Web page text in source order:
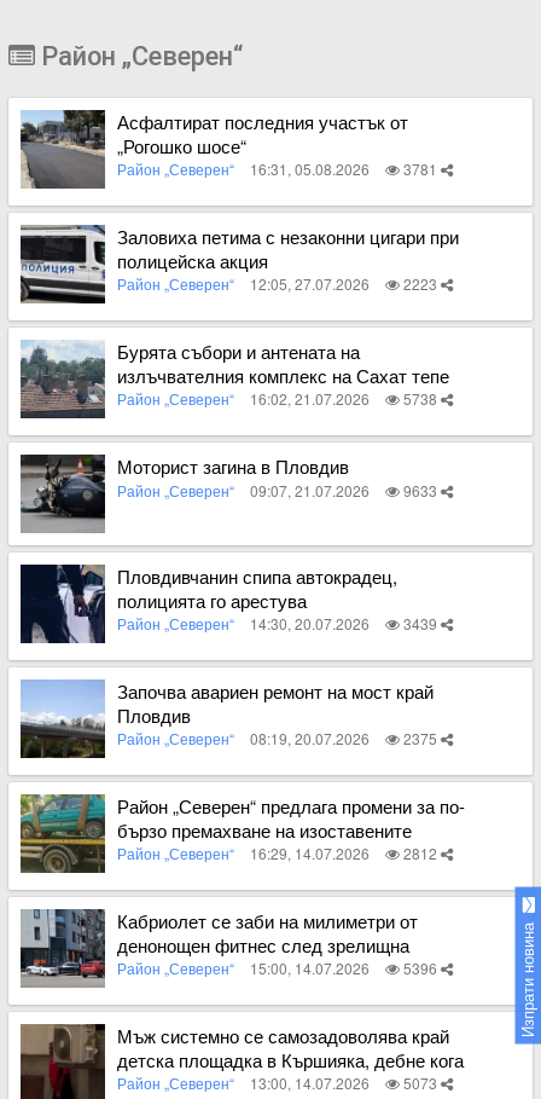
Район „Северен“
Асфалтират последния участък от
„Рогошко шосе“
Район „Северен“ 16:31, 05.08.2026 3781
Вижте пълното съдържание
Заловиха петима с незаконни цигари при
полицейска акция
Район „Северен“ 12:05, 27.07.2026 2223
Вижте пълното съдържание
Бурята събори и антената на
излъчвателния комплекс на Сахат тепе
Район „Северен“ 16:02, 21.07.2026 5738
Вижте пълното съдържание
Моторист загина в Пловдив
Район „Северен“ 09:07, 21.07.2026 9633
Пловдивчанин спипа автокрадец,
полицията го арестува
Район „Северен“ 14:30, 20.07.2026 3439
Вижте пълното съдържание
Започва авариен ремонт на мост край
Пловдив
Район „Северен“ 08:19, 20.07.2026 2375
Вижте пълното съдържание
Район „Северен“ предлага промени за по-
бързо премахване на изоставените
автомобили в Пловдив
Район „Северен“ 16:29, 14.07.2026 2812
Вижте пълното съдържание
Кабриолет се заби на милиметри от
денонощен фитнес след зрелищна
катастрофа в Кършияка
Район „Северен“ 15:00, 14.07.2026 5396
Вижте пълното съдържание
Мъж системно се самозадоволява край
детска площадка в Кършияка, дебне кога
има майки с деца
Район „Северен“ 13:00, 14.07.2026 5073
Изпрати новина